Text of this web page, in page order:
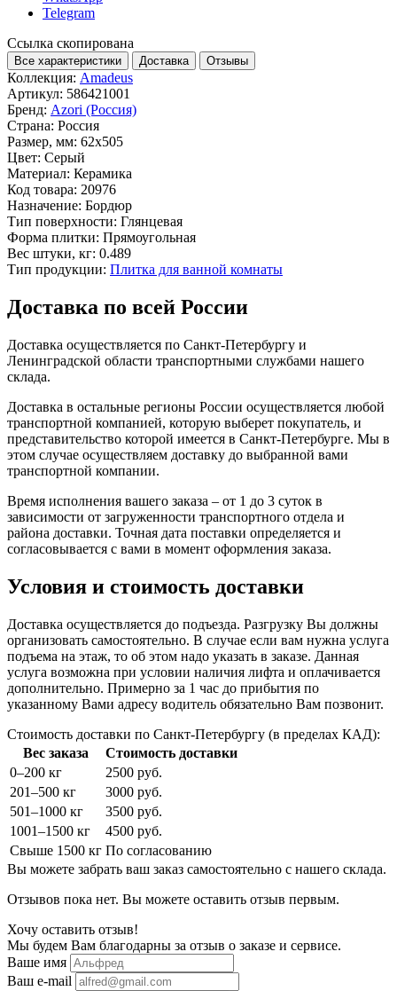
Telegram
Ссылка скопирована
Все характеристики Доставка Отзывы
Коллекция: Amadeus
Артикул: 586421001
Бренд: Azori (Россия)
Страна: Россия
Размер, мм: 62x505
Цвет: Серый
Материал: Керамика
Код товара: 20976
Назначение: Бордюр
Тип поверхности: Глянцевая
Форма плитки: Прямоугольная
Вес штуки, кг: 0.489
Тип продукции: Плитка для ванной комнаты
Доставка по всей России
Доставка осуществляется по Санкт-Петербургу и
Ленинградской области транспортными службами нашего
склада.
Доставка в остальные регионы России осуществляется любой
транспортной компанией, которую выберет покупатель, и
представительство которой имеется в Санкт-Петербурге. Мы в
этом случае осуществляем доставку до выбранной вами
транспортной компании.
Время исполнения вашего заказа – от 1 до 3 суток в
зависимости от загруженности транспортного отдела и
района доставки. Точная дата поставки определяется и
согласовывается с вами в момент оформления заказа.
Условия и стоимость доставки
Доставка осуществляется до подъезда. Разгрузку Вы должны
организовать самостоятельно. В случае если вам нужна услуга
подъема на этаж, то об этом надо указать в заказе. Данная
услуга возможна при условии наличия лифта и оплачивается
дополнительно. Примерно за 1 час до прибытия по
указанному Вами адресу водитель обязательно Вам позвонит.
Стоимость доставки по Санкт-Петербургу (в пределах КАД):
Вес заказа
Стоимость доставки
0–200 кг
2500 руб.
201–500 кг
3000 руб.
501–1000 кг
3500 руб.
1001–1500 кг
4500 руб.
Свыше 1500 кг По согласованию
Вы можете забрать ваш заказ самостоятельно с нашего склада.
Отзывов пока нет. Вы можете оставить отзыв первым.
Хочу оставить отзыв!
Мы будем Вам благодарны за отзыв о заказе и сервисе.
Ваше имя
Ваш e-mail